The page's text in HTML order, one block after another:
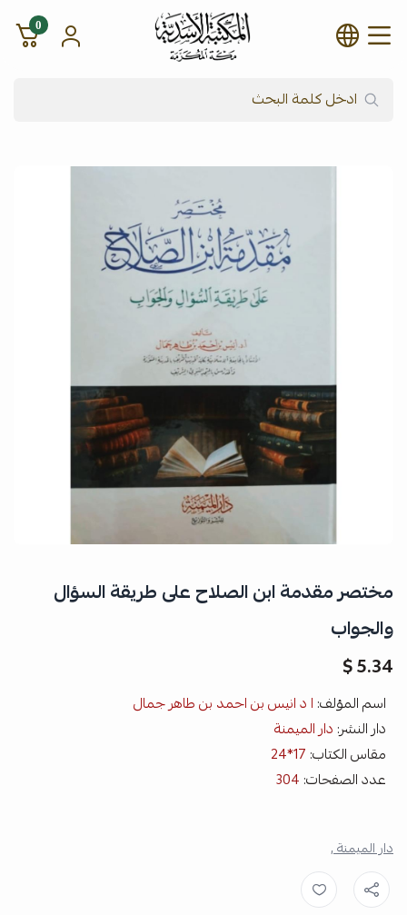
شركة المكتبة الأسدية للنشر
0
مختصر مقدمة ابن الصلاح على طريقة السؤال
والجواب
5.34 $
اسم المؤلف: ا د انيس بن احمد بن طاهر جمال
دار النشر: دار الميمنة
مقاس الكتاب: 17*24
عدد الصفحات: 304
دار الميمنة ,